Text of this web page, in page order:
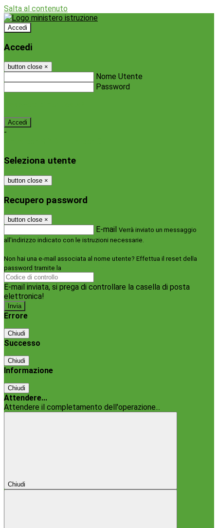
Salta al contenuto
Accedi
Accedi
button close ×
Nome Utente
Password
-
Seleziona utente
button close ×
Recupero password
button close ×
E-mail Verrà inviato un messaggio
all'indirizzo indicato con le istruzioni necessarie.
Non hai una e-mail associata al nome utente? Effettua il reset della
password tramite la
E-mail inviata, si prega di controllare la casella di posta
elettronica!
Errore
Chiudi
Successo
Chiudi
Informazione
Chiudi
Attendere...
Attendere il completamento dell'operazione...
Chiudi